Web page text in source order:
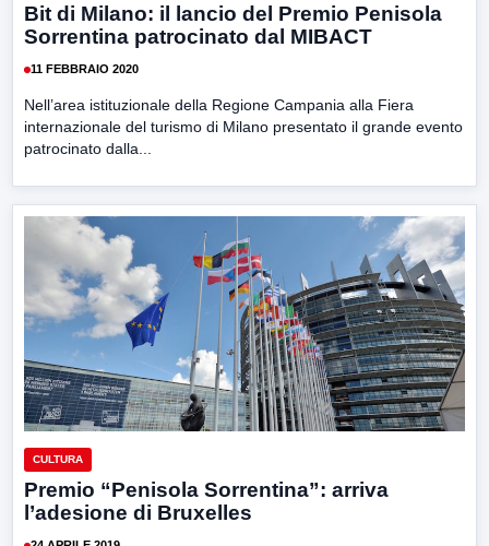
Bit di Milano: il lancio del Premio Penisola
Sorrentina patrocinato dal MIBACT
11 FEBBRAIO 2020
Nell’area istituzionale della Regione Campania alla Fiera
internazionale del turismo di Milano presentato il grande evento
patrocinato dalla...
CULTURA
Premio “Penisola Sorrentina”: arriva
l’adesione di Bruxelles